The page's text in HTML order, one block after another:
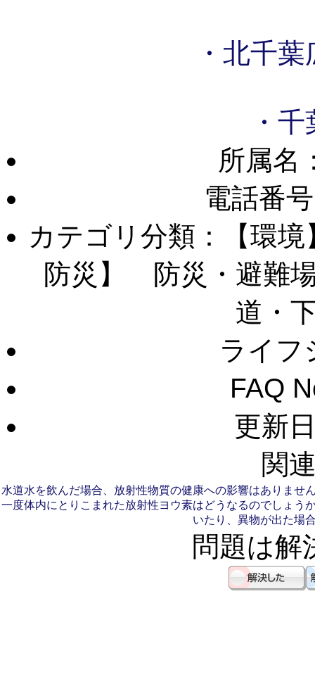
・北千
・
所属名
電話番
カテゴリ分類：【環
防災】 防災・避
道・
ライフ
FAQ
更新
関
水道水を飲んだ場合、放射性物質の健康への影響はありませ
一度体内にとりこまれた放射性ヨウ素はどうなるのでしょう
いたり、異物が出た場
問題は解